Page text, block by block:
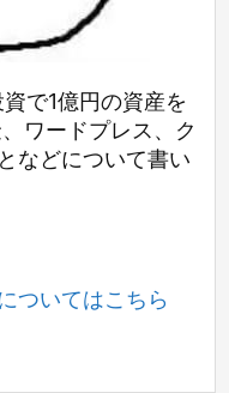
で1億円の資産を
ワードプレス、ク
などについて書い
ついてはこちら